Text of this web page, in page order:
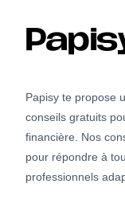
Papisy te propose
conseils gratuits
financière. Nos
pour répondre à
professionnels